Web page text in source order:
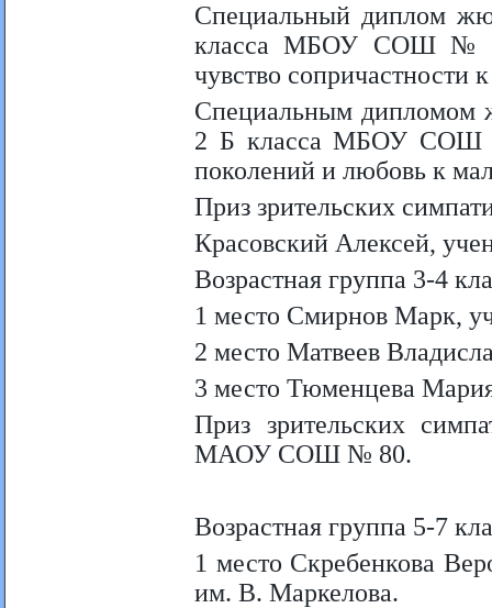
Специальный диплом
класса МБОУ СОШ №
чувство сопричастности
Специальным дипломом
2 Б класса МБОУ СОШ №
поколений и любовь к
Приз зрительских
Красовский Алексей,
Возрастная группа 3-4
1 место Смирнов Марк,
2 место Матвеев
3 место Тюменцева
Приз зрительских
МАОУ СОШ № 80.
Возрастная группа 5-7
1 место Скребенкова
им. В. Маркелова.